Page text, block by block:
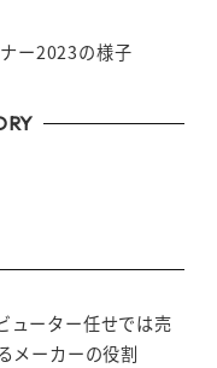
ー2023の様子
ューター任せでは売
メーカーの役割